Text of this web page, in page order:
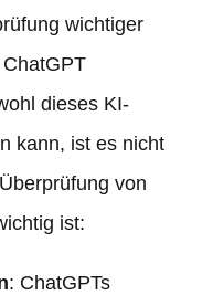
wichtiger
dieses KI-
kann, ist es nicht
von
ist:
: ChatGPTs